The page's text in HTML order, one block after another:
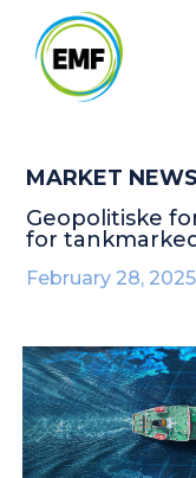
MARKET NEWS
Geopolitiske
for
February 28, 2025